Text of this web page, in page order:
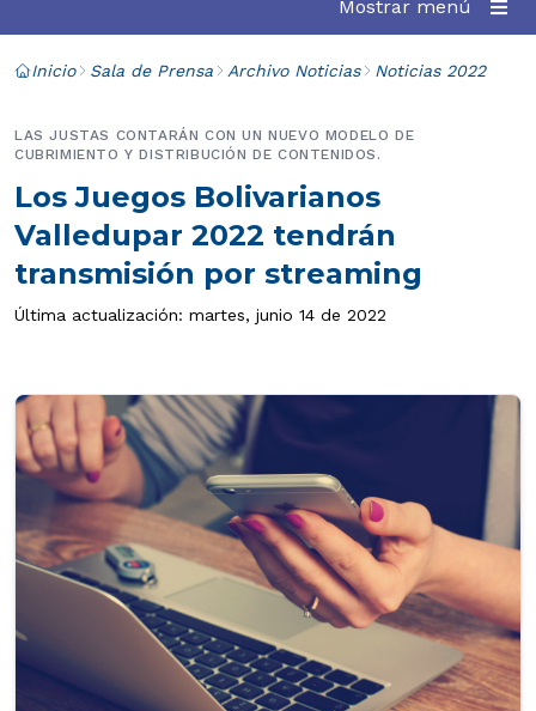
Mostrar menú
Inicio Sala de Prensa Archivo Noticias Noticias 2022
Los Juegos Bolivarianos
Valledupar 2022 tendrán
transmisión por streaming
LAS JUSTAS CONTARÁN CON UN NUEVO MODELO DE
CUBRIMIENTO Y DISTRIBUCIÓN DE CONTENIDOS.
Última actualización: martes, junio 14 de 2022